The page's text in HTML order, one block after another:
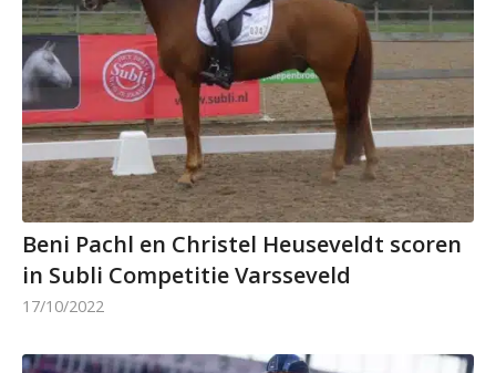
Beni Pachl en Christel Heuseveldt scoren
in Subli Competitie Varsseveld
17/10/2022